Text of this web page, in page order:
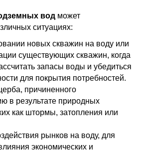
вод может
ситуациях:
новых скважин на воду или
существующих скважин, когда
запасы воды и убедиться
для покрытия потребностей.
причиненного
в результате природных
как штормы, затопления или
рынков на воду, для
экономических и